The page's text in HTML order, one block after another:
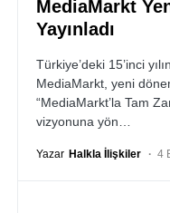
MediaMarkt
Yayınladı
Türkiye’deki 15’inci
MediaMarkt, yeni
“MediaMarkt’la Tam
vizyonuna yön…
Yazar Halkla İlişkiler 4